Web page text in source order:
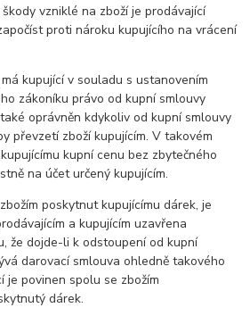
vzniklé na zboží je prodávající
proti nároku kupujícího na vrácení
kupující v souladu s ustanovením
zákoníku právo od kupní smlouvy
oprávněn kdykoliv od kupní smlouvy
převzetí zboží kupujícím. V takovém
kupní cenu bez zbytečného
na účet určený kupujícím.
poskytnut kupujícímu dárek, je
a kupujícím uzavřena
že dojde-li k odstoupení od kupní
darovací smlouva ohledně takového
je povinen spolu se zbožím
dárek.